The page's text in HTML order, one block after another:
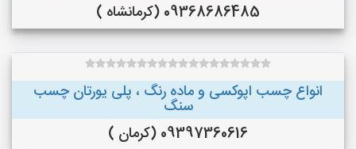
09368686485 (کرمانشاه )
انواع چسب اپوکسی و ماده رنگ ، پلی یورتان چسب
سنگ
09397360616 (کرمان )